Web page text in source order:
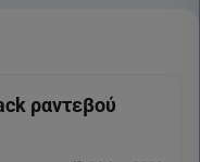
ραντεβού